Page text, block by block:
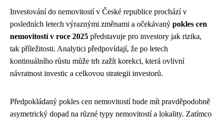
Investování do nemovitostí v České republice prochází v
posledních letech výraznými změnami a očekávaný pokles cen
nemovitostí v roce 2025 představuje pro investory jak rizika,
tak příležitosti. Analytici předpovídají, že po letech
kontinuálního růstu může trh zažít korekci, která ovlivní
návratnost investic a celkovou strategii investorů.
Předpokládaný pokles cen nemovitostí bude mít pravděpodobně
asymetrický dopad na různé typy nemovitostí a lokality. Zatímco